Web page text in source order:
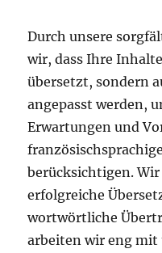
Durch unsere
wir, dass Ihre
übersetzt, sondern
angepasst werden,
Erwartungen und
berücksichtigen.
erfolgreiche
wortwörtliche
arbeiten wir eng mit